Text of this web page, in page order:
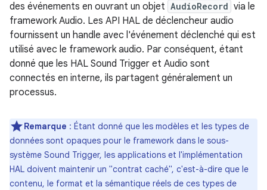
des événements en ouvrant un objet AudioRecord via le
framework Audio. Les API HAL de déclencheur audio
fournissent un handle avec l'événement déclenché qui est
utilisé avec le framework audio. Par conséquent, étant
donné que les HAL Sound Trigger et Audio sont
connectés en interne, ils partagent généralement un
processus.
Remarque : Étant donné que les modèles et les types de
données sont opaques pour le framework dans le sous-
système Sound Trigger, les applications et l'implémentation
HAL doivent maintenir un "contrat caché", c'est-à-dire que le
contenu, le format et la sémantique réels de ces types de